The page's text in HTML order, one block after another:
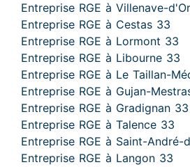
Entreprise RGE à Villenave-
Entreprise RGE à Cestas 33
Entreprise RGE à Lormont 33
Entreprise RGE à Libourne 33
Entreprise RGE à Le Taillan-
Entreprise RGE à Gujan-
Entreprise RGE à Gradignan 33
Entreprise RGE à Talence 33
Entreprise RGE à Saint-André-
Entreprise RGE à Langon 33